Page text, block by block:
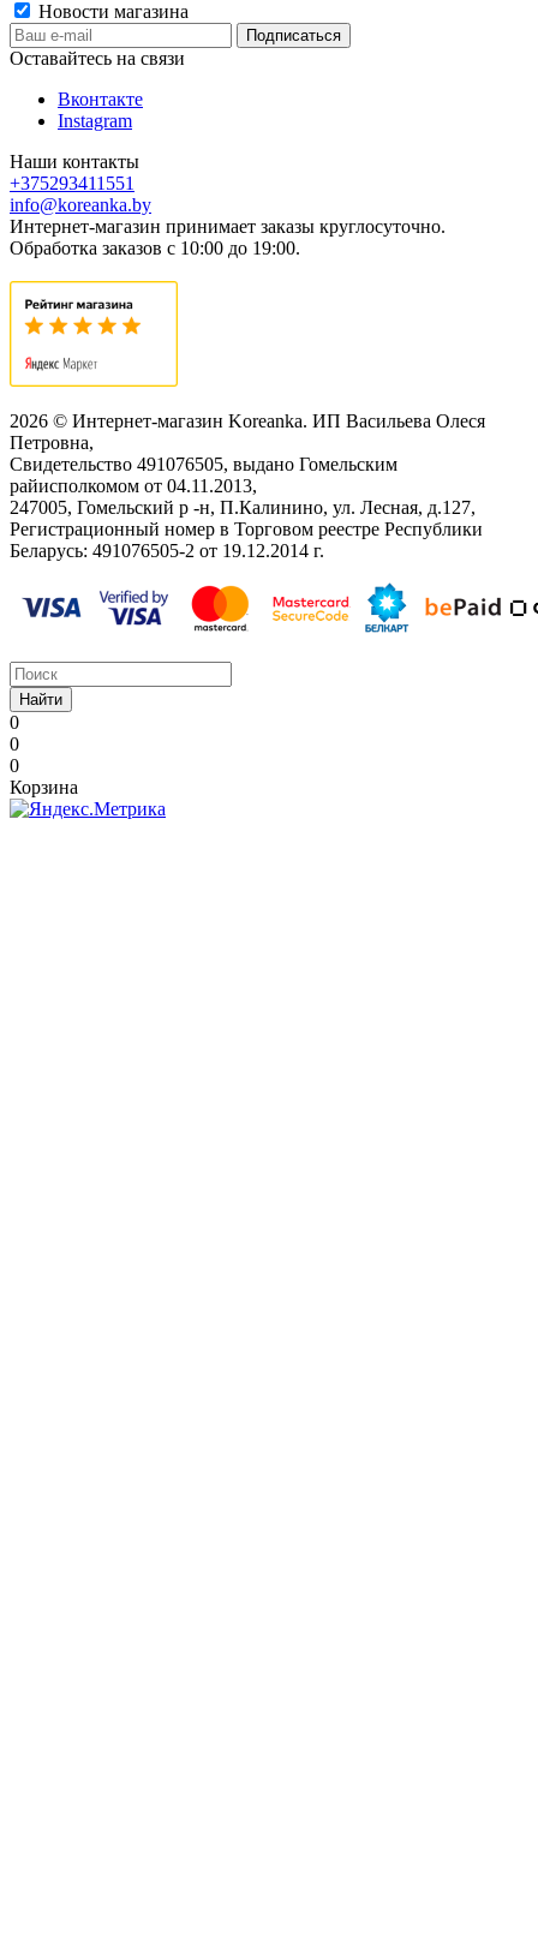
Новости магазина
Оставайтесь на связи
Вконтакте
Instagram
Наши контакты
+375293411551
info@koreanka.by
Интернет-магазин принимает заказы круглосуточно.
Обработка заказов с 10:00 до 19:00.
2026 © Интернет-магазин Koreanka. ИП Васильева Олеся
Петровна,
Свидетельство ‎491076505, выдано Гомельским
райисполкомом от 04.11.2013,
247005, Гомельский р -н, П.Калинино, ул. Лесная, д.127,
Регистрационный номер в Торговом реестре Республики
Беларусь: ‎491076505-2 от 19.12.2014 г.
Найти
0
0
0
Корзина